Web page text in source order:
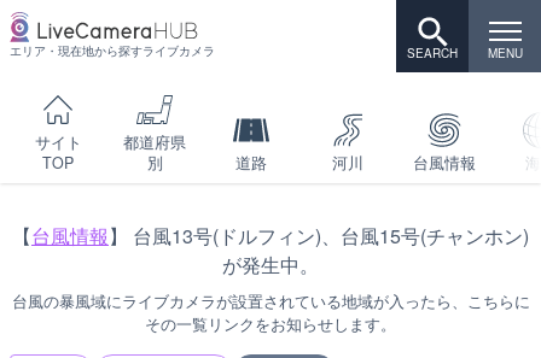
エリア・現在地から探すライブカメラ
サイト
TOP
都道府県
別
道路 河川 台風情報
【台風情報】 台風13号(ドルフィン)、台風15号(チャンホン)
が発生中。
台風の暴風域にライブカメラが設置されている地域が入ったら、こちらに
その一覧リンクをお知らせします。